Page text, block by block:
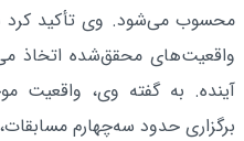
محسوب می‌شود. وی تأکید کرد
واقعیت‌های محقق‌شده اتخاذ
آینده. به گفته وی، واقعیت
برگزاری حدود سه‌چهارم